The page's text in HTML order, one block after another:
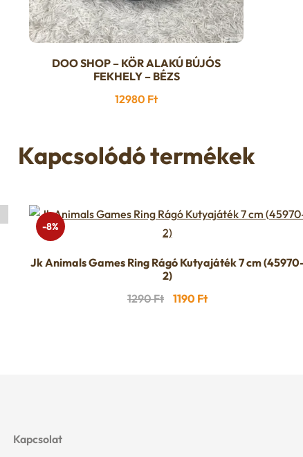
DOO SHOP – KÖR ALAKÚ BÚJÓS
FEKHELY – BÉZS
12980 Ft
Kapcsolódó termékek
-8%
Jk Animals Games Ring Rágó Kutyajáték 7 cm
2)
1290Ft Original
1190 FtCurrent
Kapcsolat